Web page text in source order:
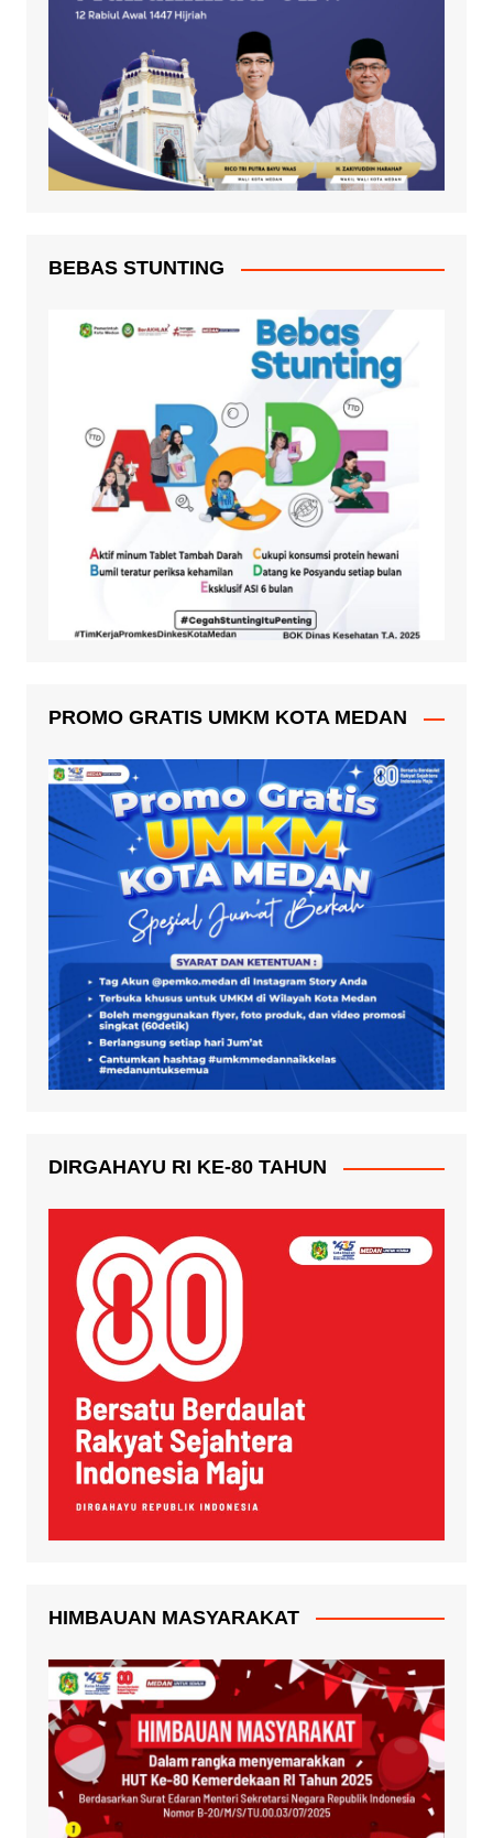
BEBAS STUNTING
PROMO GRATIS UMKM KOTA MEDAN
DIRGAHAYU RI KE-80 TAHUN
HIMBAUAN MASYARAKAT